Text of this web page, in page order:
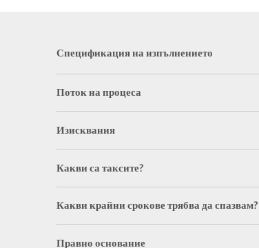
Спецификация на изпълнението
Поток на процеса
Изисквания
Какви са таксите?
Какви крайни срокове трябва да спазвам?
Правно основание